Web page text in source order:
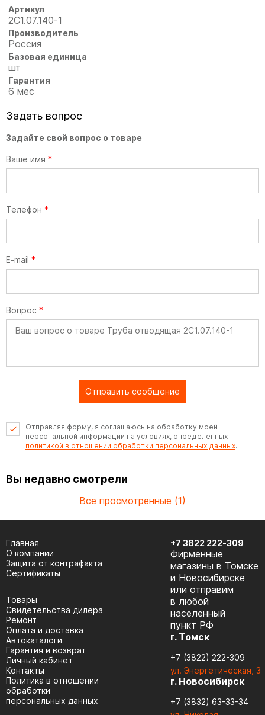
Артикул
2С1.07.140-1
Производитель
Россия
Базовая единица
шт
Гарантия
6 мес
Задать вопрос
Задайте свой вопрос о товаре
Ваше имя *
Телефон *
E-mail *
Вопрос *
Отправить сообщение
Отправляя форму, я соглашаюсь на обработку моей
персональной информации на условиях, определенных
политикой в отношении обработки персональных данных.
Вы недавно смотрели
Все просмотренные (1)
Главная
О компании
Защита от контрафакта
Сертификаты
Товары
Cвидетельства дилера
Ремонт
Оплата и доставка
Автокаталоги
Гарантия и возврат
Личный кабинет
Контакты
Политика в отношении
обработки
персональных данных
+7 3822 222-309
Фирменные
магазины в Томске
и Новосибирске
или отправим
в любой
населенный
пункт РФ
г. Томск
+7 (3822) 222-309
ул. Энергетическая, 3
г. Новосибирск
+7 (3832) 63-33-34